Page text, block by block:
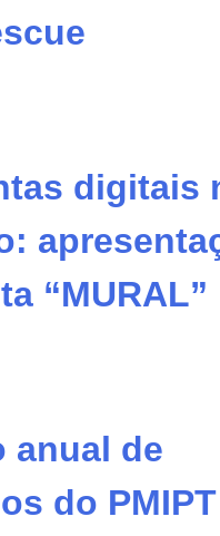
digitais
“MURAL”
anual de
do PMIPT